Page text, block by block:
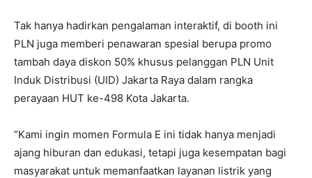
Tak hanya hadirkan pengalaman interaktif, di booth ini
PLN juga memberi penawaran spesial berupa promo
tambah daya diskon 50% khusus pelanggan PLN Unit
Induk Distribusi (UID) Jakarta Raya dalam rangka
perayaan HUT ke-498 Kota Jakarta.
“Kami ingin momen Formula E ini tidak hanya menjadi
ajang hiburan dan edukasi, tetapi juga kesempatan bagi
masyarakat untuk memanfaatkan layanan listrik yang